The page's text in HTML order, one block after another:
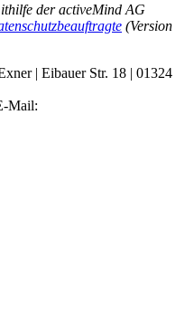
der activeMind AG
(Version
| Eibauer Str. 18 | 01324
Mail: